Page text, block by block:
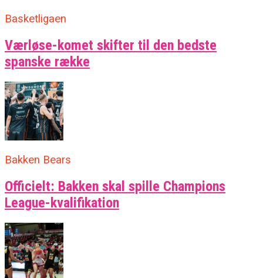
Basketligaen
Værløse-komet skifter til den bedste
spanske række
Bakken Bears
Officielt: Bakken skal spille Champions
League-kvalifikation